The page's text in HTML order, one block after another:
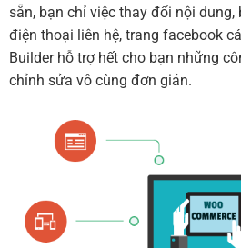
sẵn, bạn chỉ việc thay đổi nội dung,
điện thoại liên hệ, trang facebook
Builder hỗ trợ hết cho bạn những
chỉnh sửa vô cùng đơn giản.